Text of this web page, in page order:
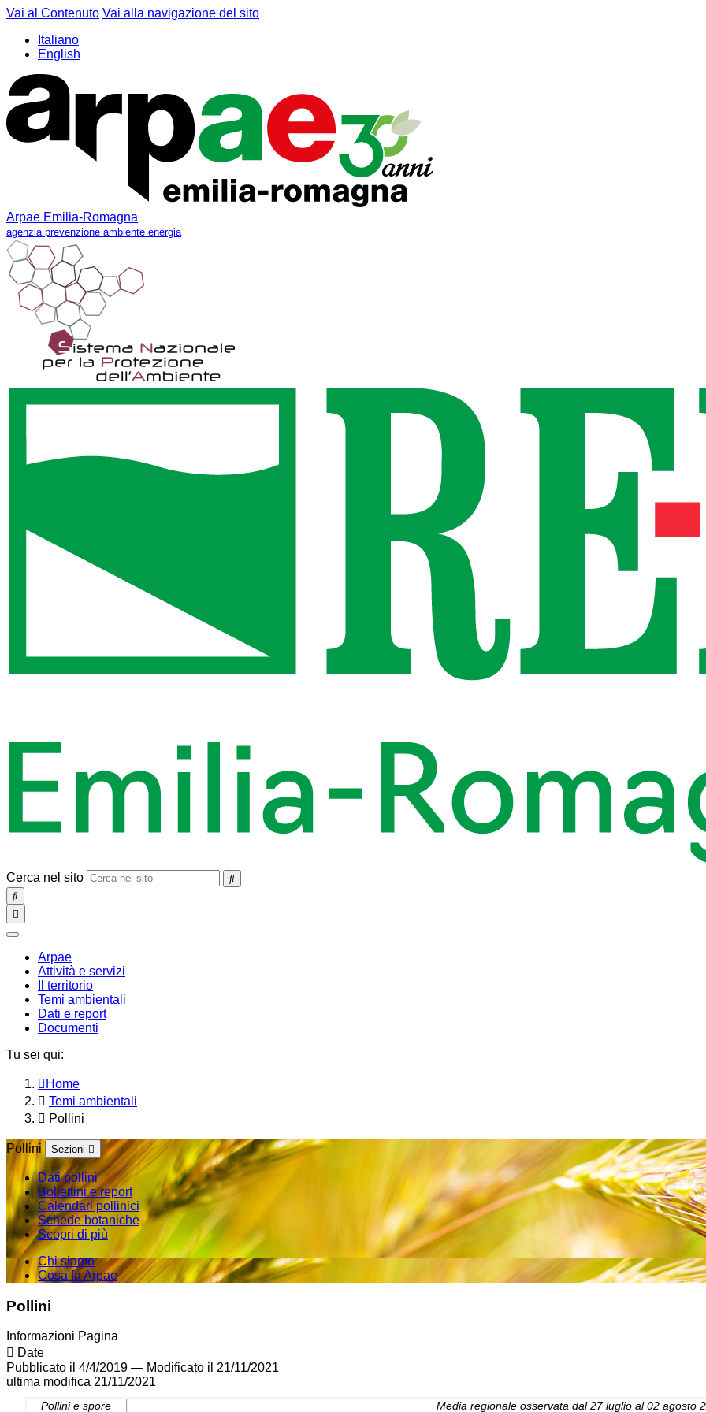
Vai al Contenuto Vai alla navigazione del sito
Italiano
English
Arpae Emilia-Romagna
agenzia prevenzione ambiente energia
Cerca nel sito
SEARCH
Toggle
navigation
chiudi
Arpae
Attività e servizi
Il territorio
Temi ambientali
Dati e report
Documenti
Tu sei qui:
Home
Temi ambientali
Pollini
Pollini Sezioni
Dati pollini
Bollettini e report
Calendari pollinici
Schede botaniche
Scopri di più
Chi siamo
Cosa fa Arpae
Pollini
Informazioni Pagina
Date
Pubblicato il 4/4/2019 — Modificato il 21/11/2021
ultima modifica 21/11/2021
Pollini e spore Media regionale osservata dal27 luglio al 02 agosto